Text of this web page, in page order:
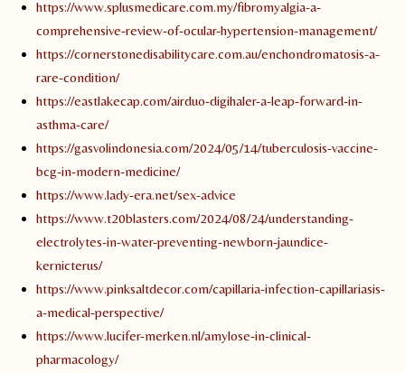
https://www.splusmedicare.com.my/fibromyalgia-a-
comprehensive-review-of-ocular-hypertension-management/
https://cornerstonedisabilitycare.com.au/enchondromatosis-a-
rare-condition/
https://eastlakecap.com/airduo-digihaler-a-leap-forward-in-
asthma-care/
https://gasvolindonesia.com/2024/05/14/tuberculosis-vaccine-
bcg-in-modern-medicine/
https://www.lady-era.net/sex-advice
https://www.t20blasters.com/2024/08/24/understanding-
electrolytes-in-water-preventing-newborn-jaundice-
kernicterus/
https://www.pinksaltdecor.com/capillaria-infection-capillariasis-
a-medical-perspective/
https://www.lucifer-merken.nl/amylose-in-clinical-
pharmacology/